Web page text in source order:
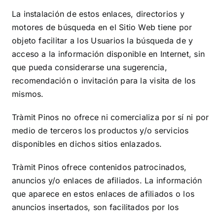
La instalación de estos enlaces, directorios y
motores de búsqueda en el Sitio Web tiene por
objeto facilitar a los Usuarios la búsqueda de y
acceso a la información disponible en Internet, sin
que pueda considerarse una sugerencia,
recomendación o invitación para la visita de los
mismos.
Tràmit Pinos no ofrece ni comercializa por sí ni por
medio de terceros los productos y/o servicios
disponibles en dichos sitios enlazados.
Tràmit Pinos ofrece contenidos patrocinados,
anuncios y/o enlaces de afiliados. La información
que aparece en estos enlaces de afiliados o los
anuncios insertados, son facilitados por los